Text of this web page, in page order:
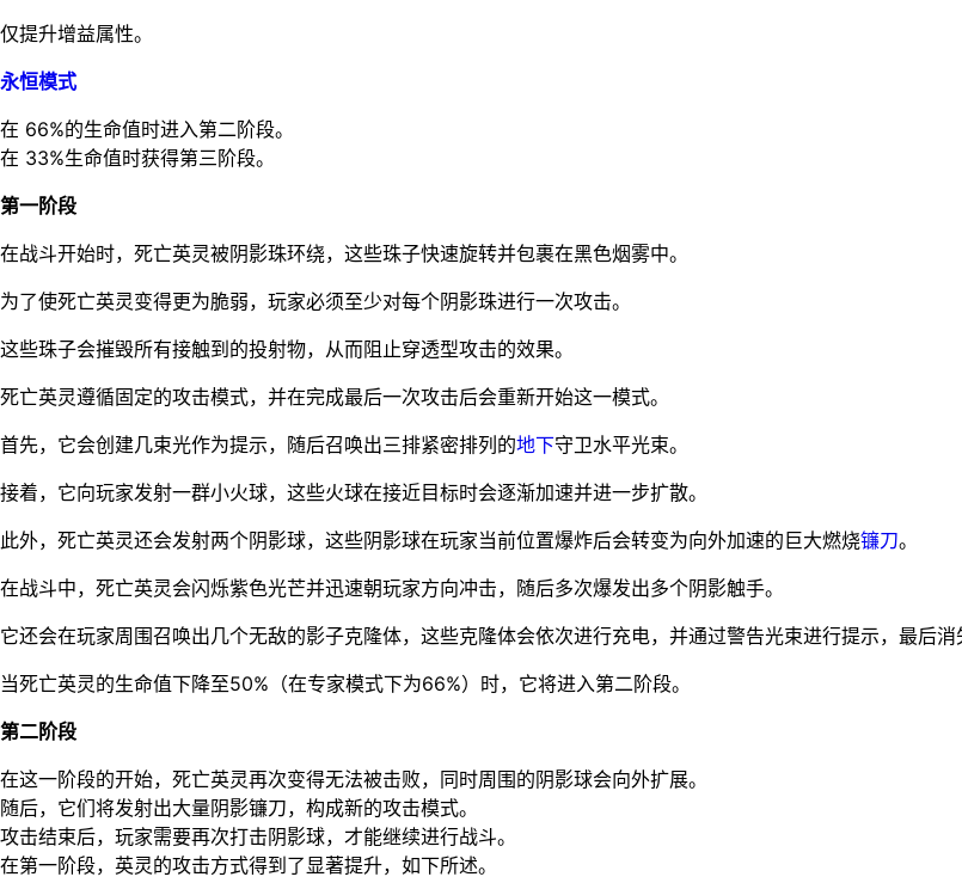
仅提升增益属性。
永恒模式
在 66%的生命值时进入第二阶段。
在 33%生命值时获得第三阶段。
第一阶段
在战斗开始时，死亡英灵被阴影珠环绕，这些珠子快速旋转并包裹在黑色烟雾中。
为了使死亡英灵变得更为脆弱，玩家必须至少对每个阴影珠进行一次攻击。
这些珠子会摧毁所有接触到的投射物，从而阻止穿透型攻击的效果。
死亡英灵遵循固定的攻击模式，并在完成最后一次攻击后会重新开始这一模式。
首先，它会创建几束光作为提示，随后召唤出三排紧密排列的地下守卫水平光束。
接着，它向玩家发射一群小火球，这些火球在接近目标时会逐渐加速并进一步扩散。
此外，死亡英灵还会发射两个阴影球，这些阴影球在玩家当前位置爆炸后会转变为向外加速的巨大燃烧镰刀。
在战斗中，死亡英灵会闪烁紫色光芒并迅速朝玩家方向冲击，随后多次爆发出多个阴影触手。
它还会在玩家周围召唤出几个无敌的影子克隆体，这些克隆体会依次进行充电，并通过警告光束进行提示，最后消
当死亡英灵的生命值下降至50%（在专家模式下为66%）时，它将进入第二阶段。
第二阶段
在这一阶段的开始，死亡英灵再次变得无法被击败，同时周围的阴影球会向外扩展。
随后，它们将发射出大量阴影镰刀，构成新的攻击模式。
攻击结束后，玩家需要再次打击阴影球，才能继续进行战斗。
在第一阶段，英灵的攻击方式得到了显著提升，如下所述。